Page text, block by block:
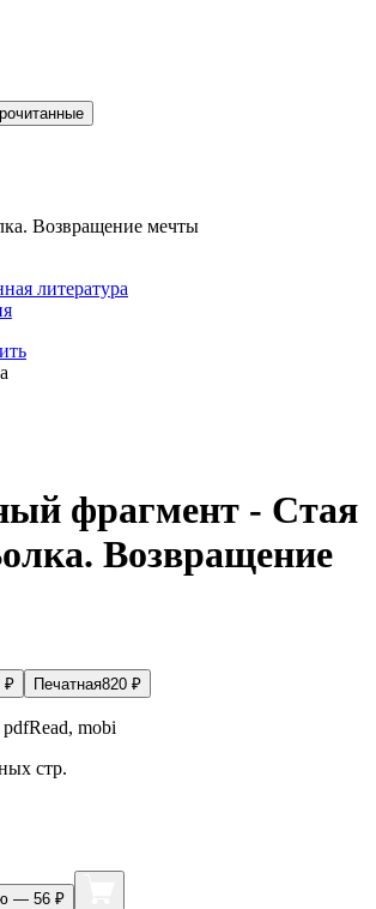
литература
фрагмент - Стая
Возвращение
₽ Печатная820 ₽
mobi
стр.
— 56 ₽